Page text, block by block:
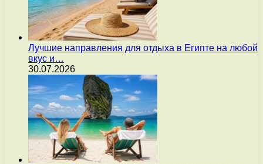
Лучшие направления для отдыха в Египте на любой
вкус и…
30.07.2026